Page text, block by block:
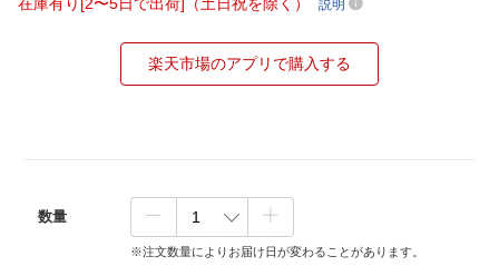
説明
楽天市場のアプリで購入する
数量
※注文数量によりお届け日が変わることがあります。